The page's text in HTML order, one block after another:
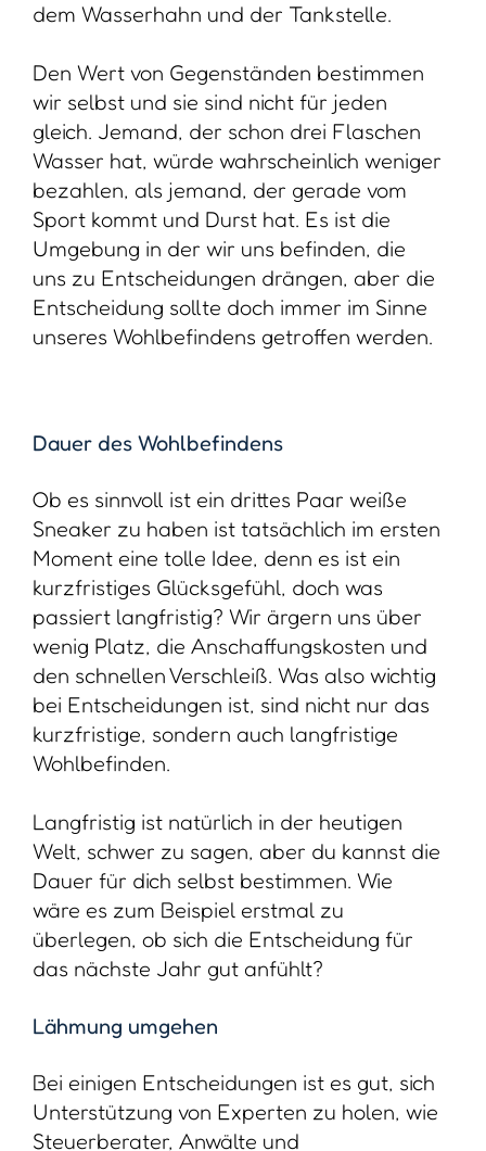
dem Wasserhahn und der Tankstelle.
Den Wert von Gegenständen bestimmen
wir selbst und sie sind nicht für jeden
gleich. Jemand, der schon drei Flaschen
Wasser hat, würde wahrscheinlich weniger
bezahlen, als jemand, der gerade vom
Sport kommt und Durst hat. Es ist die
Umgebung in der wir uns befinden, die
uns zu Entscheidungen drängen, aber die
Entscheidung sollte doch immer im Sinne
unseres Wohlbefindens getroffen werden.
Dauer des Wohlbefindens
Ob es sinnvoll ist ein drittes Paar weiße
Sneaker zu haben ist tatsächlich im ersten
Moment eine tolle Idee, denn es ist ein
kurzfristiges Glücksgefühl, doch was
passiert langfristig? Wir ärgern uns über
wenig Platz, die Anschaffungskosten und
den schnellen Verschleiß. Was also wichtig
bei Entscheidungen ist, sind nicht nur das
kurzfristige, sondern auch langfristige
Wohlbefinden.
Langfristig ist natürlich in der heutigen
Welt, schwer zu sagen, aber du kannst die
Dauer für dich selbst bestimmen. Wie
wäre es zum Beispiel erstmal zu
überlegen, ob sich die Entscheidung für
das nächste Jahr gut anfühlt?
Lähmung umgehen
Bei einigen Entscheidungen ist es gut, sich
Unterstützung von Experten zu holen, wie
Steuerberater, Anwälte und